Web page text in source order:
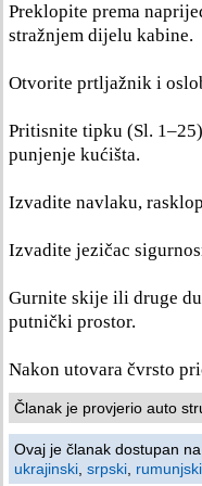
Preklopite prema
stražnjem dijelu kabine.
Otvorite prtljažnik i
Pritisnite tipku (Sl.
punjenje kućišta.
Izvadite navlaku,
Izvadite jezičac
Gurnite skije ili druge
putnički prostor.
Nakon utovara čvrsto
Članak je provjerio auto
Ovaj je članak dostupan na
ukrajinski srpski rumunjski